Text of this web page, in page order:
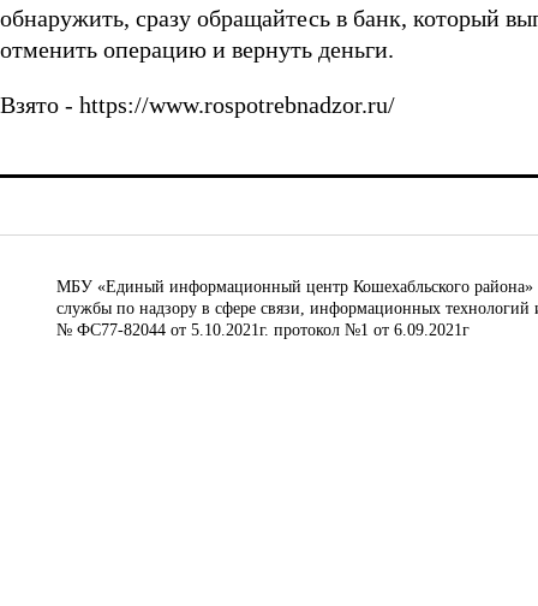
обнаружить, сразу обращайтесь в банк, который
отменить операцию и вернуть деньги.
Взято - https://www.rospotrebnadzor.ru/
МБУ «Единый информационный центр Кошехабльского района»
службы по надзору в сфере связи, информационных
№ ФС77-82044 от 5.10.2021г. протокол №1 от 6.09.2021г